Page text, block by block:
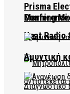
Morning
Heat Radio
Prisma
Conference
Αμυντική